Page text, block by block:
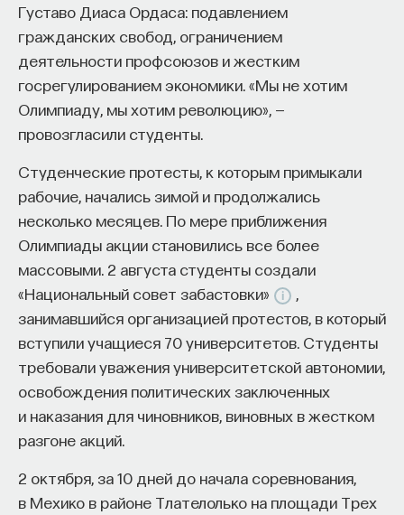
Густаво Диаса Ордаса: подавлением
гражданских свобод, ограничением
деятельности профсоюзов и жестким
госрегулированием экономики. «Мы не хотим
Олимпиаду, мы хотим революцию», —
провозгласили студенты.
Студенческие протесты, к которым примыкали
рабочие, начались зимой и продолжались
несколько месяцев. По мере приближения
Олимпиады акции становились все более
массовыми. 2 августа студенты создали
«Национальный совет забастовки»
занимавшийся организацией протестов, в который
вступили учащиеся 70 университетов. Студенты
требовали уважения университетской автономии,
освобождения политических заключенных
и наказания для чиновников, виновных в жестком
разгоне акций.
2 октября, за 10 дней до начала соревнования,
в Мехико в районе Тлателолько на площади Трех